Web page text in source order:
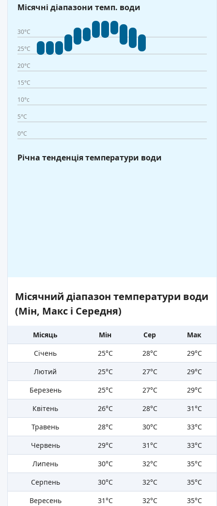
Місячні діапазони темп. води
30°C
25°C
20°C
15°C
10°c
5°C
0°C
Річна тенденція температури води
Місячний діапазон температури води
(Мін, Макс і Середня)
Місяць Мін Сер
Мак
Січень
25°C 28°C
29°C
Лютий
25°C 27°C
29°C
Березень
25°C 27°C
29°C
Квітень
26°C 28°C
31°C
Травень
28°C 30°C
33°C
Червень
29°C 31°C
33°C
Липень
30°C 32°C
35°C
Серпень
30°C 32°C
35°C
Вересень
31°C 32°C
35°C